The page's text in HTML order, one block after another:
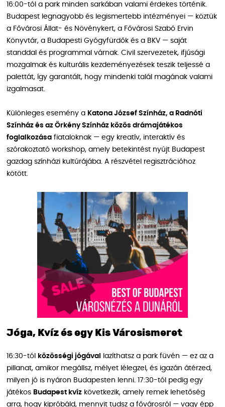
16:00-tól a park minden sarkában valami érdekes történik.
Budapest legnagyobb és legismertebb intézményei — köztük
a Fővárosi Állat- és Növénykert, a Fővárosi Szabó Ervin
Könyvtár, a Budapesti Gyógyfürdők és a BKV — saját
standdal és programmal várnak. Civil szervezetek, ifjúsági
mozgalmak és kulturális kezdeményezések teszik teljessé a
palettát, így garantált, hogy mindenki talál magának valami
izgalmasat.
Különleges esemény a Katona József Színház, a Radnóti
Színház és az Örkény Színház közös drámajátékos
foglalkozása fiataloknak — egy kreatív, interaktív és
szórakoztató workshop, amely betekintést nyújt Budapest
gazdag színházi kultúrájába. A részvétel regisztrációhoz
kötött.
Jóga, Kvíz és egy Kis Városismeret
16:30-tól közösségi jógával
lazíthatsz a park füvén — ez az a
pillanat, amikor megállsz, mélyet lélegzel, és igazán átérzed,
milyen jó is nyáron Budapesten lenni. 17:30-tól pedig egy
játékos Budapest kvíz következik, amely remek lehetőség
arra, hogy kipróbáld, mennyit tudsz a fővárosról — vagy épp